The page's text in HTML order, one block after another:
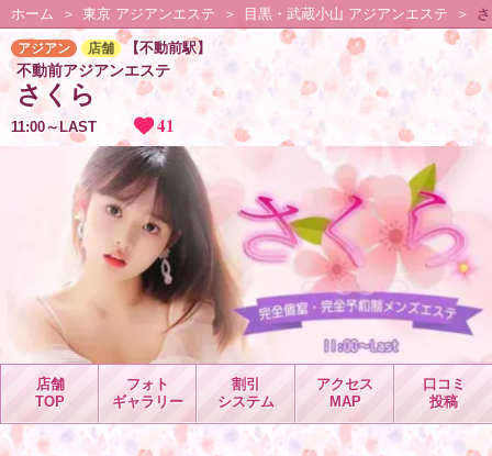
ホーム 東京 アジアンエステ 目黒・武蔵小山 アジアンエステ
アジアン 店舗 【不動前駅】
不動前アジアンエステ
さくら
11:00～LAST 41
店舗
TOP
フォト
ギャラリー
割引
システム
アクセス
MAP
口コミ
投稿